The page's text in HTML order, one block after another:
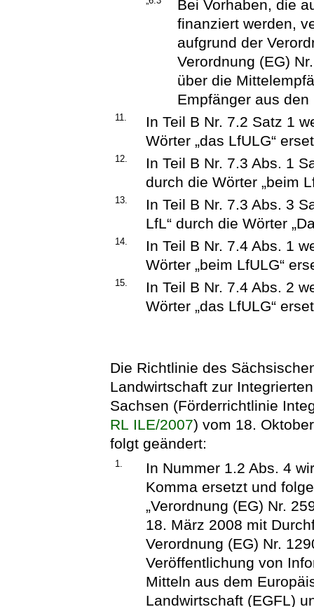
Bei Vorhaben, die
finanziert werden,
aufgrund der
Verordnung (EG)
über die
Empfänger aus den
11.
In Teil B Nr. 7.2 Satz 1
Wörter „das LfULG“
12.
In Teil B Nr. 7.3 Abs. 1
durch die Wörter „beim
13.
In Teil B Nr. 7.3 Abs. 3
LfL“ durch die Wörter
14.
In Teil B Nr. 7.4 Abs. 1
Wörter „beim LfULG“
15.
In Teil B Nr. 7.4 Abs. 2
Wörter „das LfULG“
Die Richtlinie des
Landwirtschaft zur
Sachsen (Förderrichtlinie
RL ILE/2007) vom 18.
folgt geändert:
1.
In Nummer 1.2 Abs. 4
Komma ersetzt und
„Verordnung (EG) Nr.
18. März 2008 mit
Verordnung (EG) Nr.
Veröffentlichung von
Mitteln aus dem
Landwirtschaft (EGFL)